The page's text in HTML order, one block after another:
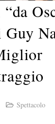
Spettacolo